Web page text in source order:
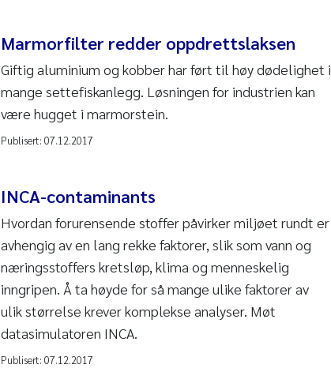
Marmorfilter redder oppdrettslaksen
Giftig aluminium og kobber har ført til høy dødelighet i
mange settefiskanlegg. Løsningen for industrien kan
være hugget i marmorstein.
Publisert: 07.12.2017
INCA-contaminants
Hvordan forurensende stoffer påvirker miljøet rundt er
avhengig av en lang rekke faktorer, slik som vann og
næringsstoffers kretsløp, klima og menneskelig
inngripen. Å ta høyde for så mange ulike faktorer av
ulik størrelse krever komplekse analyser. Møt
datasimulatoren INCA.
Publisert: 07.12.2017